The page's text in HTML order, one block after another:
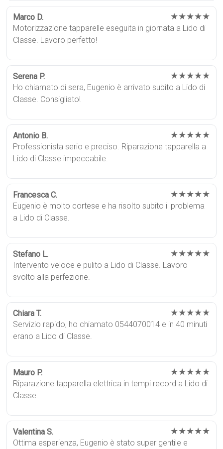
Marco D. ★★★★★
Motorizzazione tapparelle eseguita in giornata a Lido di
Classe. Lavoro perfetto!
Serena P. ★★★★★
Ho chiamato di sera, Eugenio è arrivato subito a Lido di
Classe. Consigliato!
Antonio B. ★★★★★
Professionista serio e preciso. Riparazione tapparella a
Lido di Classe impeccabile.
Francesca C. ★★★★★
Eugenio è molto cortese e ha risolto subito il problema
a Lido di Classe.
Stefano L. ★★★★★
Intervento veloce e pulito a Lido di Classe. Lavoro
svolto alla perfezione.
Chiara T. ★★★★★
Servizio rapido, ho chiamato 0544070014 e in 40 minuti
erano a Lido di Classe.
Mauro P. ★★★★★
Riparazione tapparella elettrica in tempi record a Lido di
Classe.
Valentina S. ★★★★★
Ottima esperienza, Eugenio è stato super gentile e